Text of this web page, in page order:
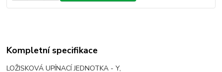
Kompletní specifikace
LOŽISKOVÁ UPÍNACÍ JEDNOTKA - Y,